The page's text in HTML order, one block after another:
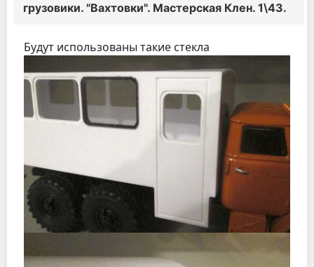
грузовики. "Вахтовки". Мастерская Клен. 1\43.
Будут использованы такие стекла